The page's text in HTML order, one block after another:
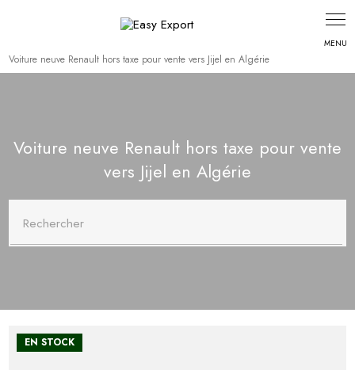
Voiture neuve Renault hors taxe pour vente vers Jijel en Algérie
Voiture neuve Renault hors taxe pour vente
vers Jijel en Algérie
Rechercher
EN STOCK